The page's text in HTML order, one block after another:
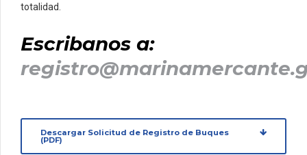
totalidad.
Escribanos a:
Descargar Solicitud de Registro de Buques
(PDF)